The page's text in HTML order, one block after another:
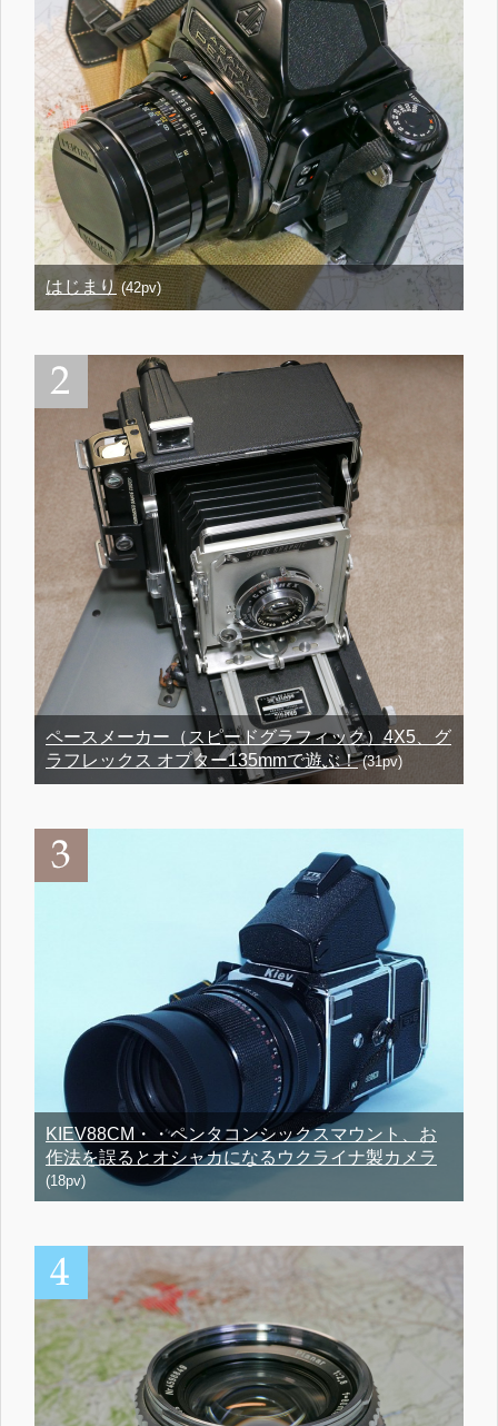
はじまり (42pv)
ペースメーカー（スピードグラフィック）4X5、グ
ラフレックス オプター135mmで遊ぶ！(31pv)
KIEV88CM・・ペンタコンシックスマウント、お
作法を誤るとオシャカになるウクライナ製カメラ
(18pv)